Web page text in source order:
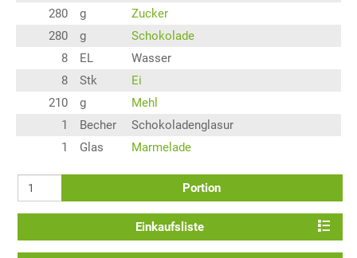
280
g
Zucker
280
g
Schokolade
8
EL
Wasser
8
Stk
Ei
210
g
Mehl
1
Becher
Schokoladenglasur
1
Glas Marmelade
Portion
Einkaufsliste